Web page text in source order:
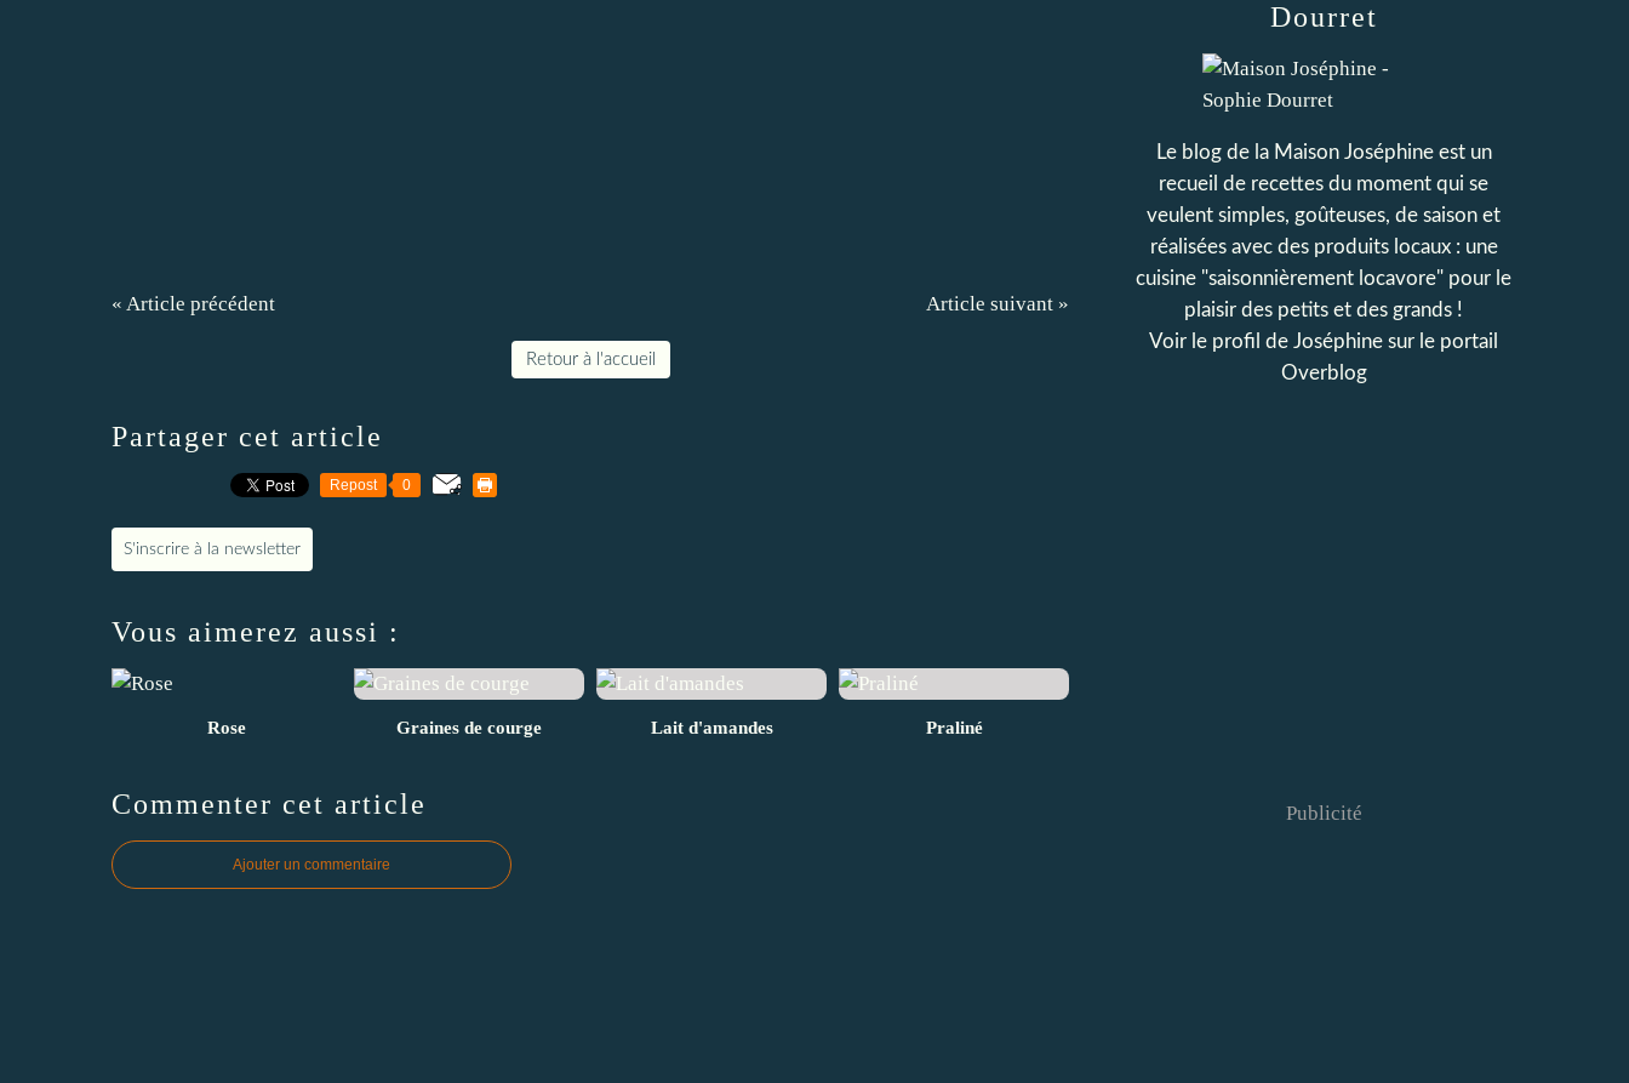
« Article précédent Article suivant »
Retour à l'accueil
Partager cet article
Repost 0
S'inscrire à la newsletter
Vous aimerez aussi :
Rose Graines de courge Lait d'amandes Praliné
Commenter cet article
Ajouter un commentaire
Dourret
Le blog de la Maison Joséphine est un
recueil de recettes du moment qui se
veulent simples, goûteuses, de saison et
réalisées avec des produits locaux : une
cuisine "saisonnièrement locavore" pour le
plaisir des petits et des grands !
Voir le profil de Joséphine sur le portail
Overblog
Publicité